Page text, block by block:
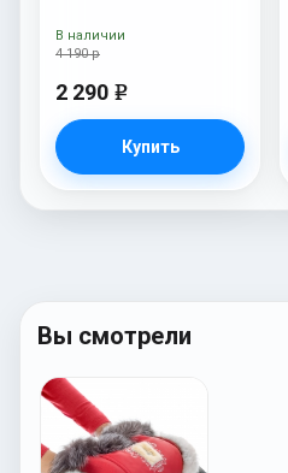
4 190 р
2 290 e
Купить
В наличии
Вы смотрели